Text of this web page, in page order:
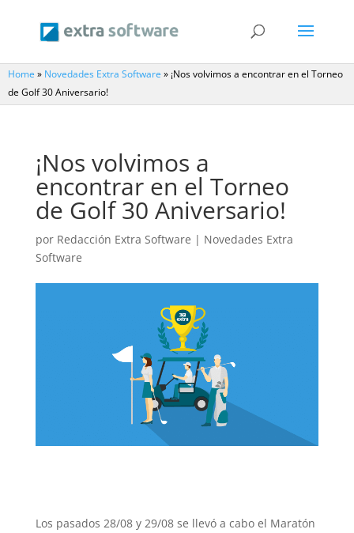
Home » Novedades Extra Software » ¡Nos volvimos a encontrar en el Torneo
de Golf 30 Aniversario!
¡Nos volvimos a
encontrar en el Torneo
de Golf 30 Aniversario!
por Redacción Extra Software | Novedades Extra
Software
Los pasados 28/08 y 29/08 se llevó a cabo el Maratón